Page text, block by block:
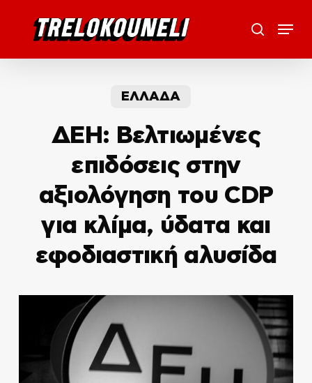
search
Menu
ΕΛΛΑΔΑ
ΔΕΗ: Βελτιωμένες
επιδόσεις στην
αξιολόγηση του CDP
για κλίμα, ύδατα και
εφοδιαστική αλυσίδα